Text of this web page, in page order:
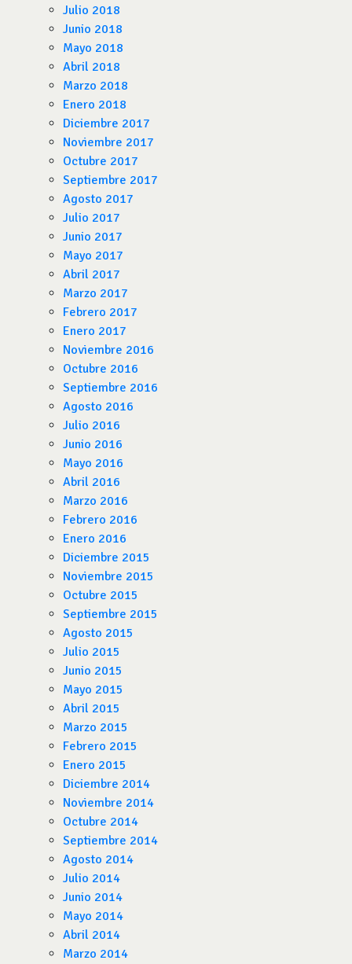
Julio 2018
Junio 2018
Mayo 2018
Abril 2018
Marzo 2018
Enero 2018
Diciembre 2017
Noviembre 2017
Octubre 2017
Septiembre 2017
Agosto 2017
Julio 2017
Junio 2017
Mayo 2017
Abril 2017
Marzo 2017
Febrero 2017
Enero 2017
Noviembre 2016
Octubre 2016
Septiembre 2016
Agosto 2016
Julio 2016
Junio 2016
Mayo 2016
Abril 2016
Marzo 2016
Febrero 2016
Enero 2016
Diciembre 2015
Noviembre 2015
Octubre 2015
Septiembre 2015
Agosto 2015
Julio 2015
Junio 2015
Mayo 2015
Abril 2015
Marzo 2015
Febrero 2015
Enero 2015
Diciembre 2014
Noviembre 2014
Octubre 2014
Septiembre 2014
Agosto 2014
Julio 2014
Junio 2014
Mayo 2014
Abril 2014
Marzo 2014